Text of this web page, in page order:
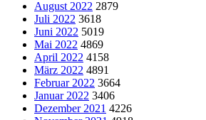
August 2022 2879
Juli 2022 3618
Juni 2022 5019
Mai 2022 4869
April 2022 4158
März 2022 4891
Februar 2022 3664
Januar 2022 3406
Dezember 2021 4226